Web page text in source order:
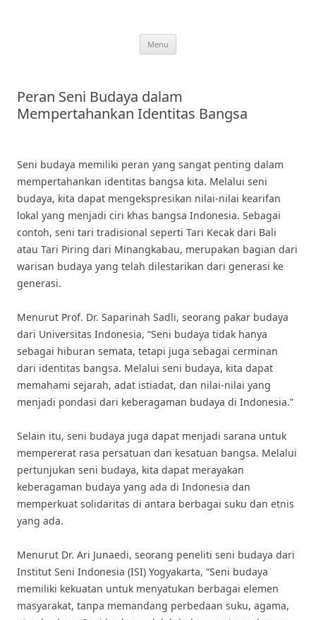
Menu
Peran Seni Budaya dalam
Mempertahankan Identitas Bangsa
Seni budaya memiliki peran yang sangat penting dalam
mempertahankan identitas bangsa kita. Melalui seni
budaya, kita dapat mengekspresikan nilai-nilai kearifan
lokal yang menjadi ciri khas bangsa Indonesia. Sebagai
contoh, seni tari tradisional seperti Tari Kecak dari Bali
atau Tari Piring dari Minangkabau, merupakan bagian dari
warisan budaya yang telah dilestarikan dari generasi ke
generasi.
Menurut Prof. Dr. Saparinah Sadli, seorang pakar budaya
dari Universitas Indonesia, “Seni budaya tidak hanya
sebagai hiburan semata, tetapi juga sebagai cerminan
dari identitas bangsa. Melalui seni budaya, kita dapat
memahami sejarah, adat istiadat, dan nilai-nilai yang
menjadi pondasi dari keberagaman budaya di Indonesia.”
Selain itu, seni budaya juga dapat menjadi sarana untuk
mempererat rasa persatuan dan kesatuan bangsa. Melalui
pertunjukan seni budaya, kita dapat merayakan
keberagaman budaya yang ada di Indonesia dan
memperkuat solidaritas di antara berbagai suku dan etnis
yang ada.
Menurut Dr. Ari Junaedi, seorang peneliti seni budaya dari
Institut Seni Indonesia (ISI) Yogyakarta, “Seni budaya
memiliki kekuatan untuk menyatukan berbagai elemen
masyarakat, tanpa memandang perbedaan suku, agama,